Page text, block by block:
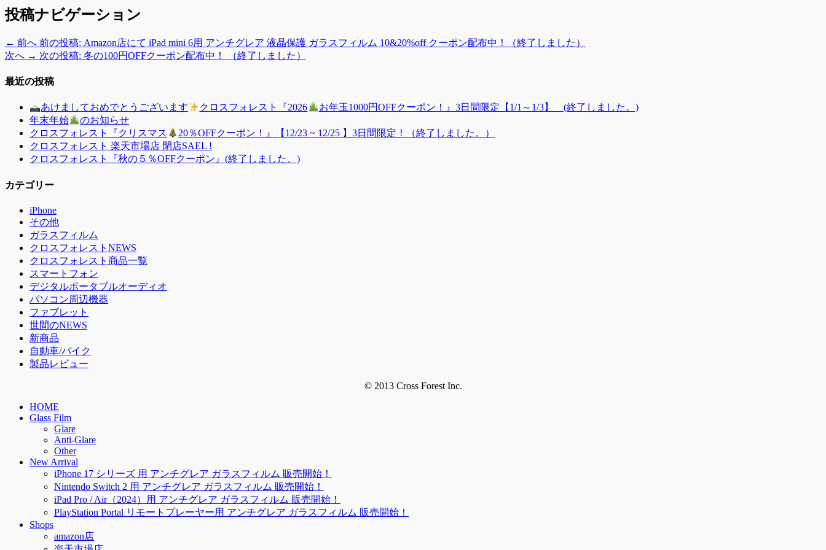
投稿ナビゲーション
← 前へ 前の投稿: Amazon店にて iPad mini 6用 アンチグレア 液晶保護 ガラスフィルム 10&20%off クーポン配布中！（終了しました）
次へ → 次の投稿: 冬の100円OFFクーポン配布中！ （終了しました）
最近の投稿
あけましておめでとうございます クロスフォレスト『2026
お年玉1000円OFFクーポン！』3日間限定【1/1～1/3】 (終了しました。)
年末年始
のお知らせ
クロスフォレスト『クリスマス
20％OFFクーポン！』【12/23 ~ 12/25 】3日間限定！（終了しました。）
クロスフォレスト 楽天市場店 閉店SAEL !
クロスフォレスト『秋の５％OFFクーポン』(終了しました。)
カテゴリー
iPhone
その他
ガラスフィルム
クロスフォレストNEWS
クロスフォレスト商品一覧
スマートフォン
デジタルポータブルオーディオ
パソコン周辺機器
ファブレット
世間のNEWS
新商品
自動車/バイク
製品レビュー
© 2013 Cross Forest Inc.
HOME
Glass Film
Glare
Anti-Glare
Other
New Arrival
iPhone 17 シリーズ 用 アンチグレア ガラスフィルム 販売開始！
Nintendo Switch 2 用 アンチグレア ガラスフィルム 販売開始！
iPad Pro / Air（2024）用 アンチグレア ガラスフィルム 販売開始！
PlayStation Portal リモートプレーヤー用 アンチグレア ガラスフィルム 販売開始！
Shops
amazon店